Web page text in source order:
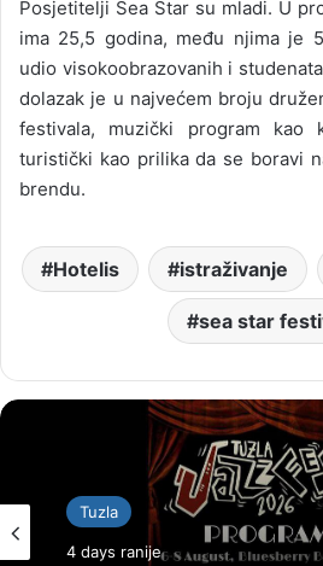
Posjetitelji Sea Star su mladi. U
ima 25,5 godina, među njima je
udio visokoobrazovanih i
dolazak je u najvećem broju
festivala, muzički program
turistički kao prilika da se boravi
brendu.
Hotelis istraživanje
sea star
Tuzla
4 days ranije